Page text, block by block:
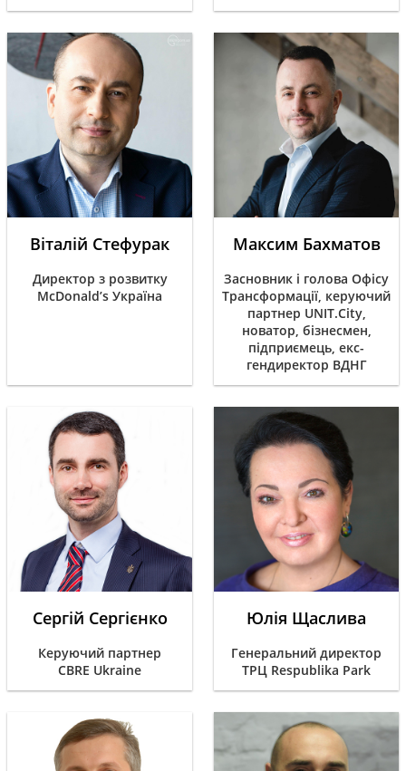
Віталій Стефурак
Директор з розвитку
McDonald’s Україна
Максим Бахматов
Засновник і голова Офісу
Трансформації, керуючий
партнер UNIT.City,
новатор, бізнесмен,
підприємець, екс-
гендиректор ВДНГ
Сергій Сергієнко
Керуючий партнер
CBRE Ukraine
Юлія Щаслива
Генеральний директор
ТРЦ Respublika Park